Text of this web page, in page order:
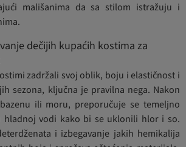
mališanima da sa stilom istražuju i
dečijih kupaćih kostima za
zadržali svoj oblik, boju i elastičnost i
sezona, ključna je pravilna nega. Nakon
ili moru, preporučuje se temeljno
hladnoj vodi kako bi se uklonili hlor i so.
i izbegavanje jakih hemikalija